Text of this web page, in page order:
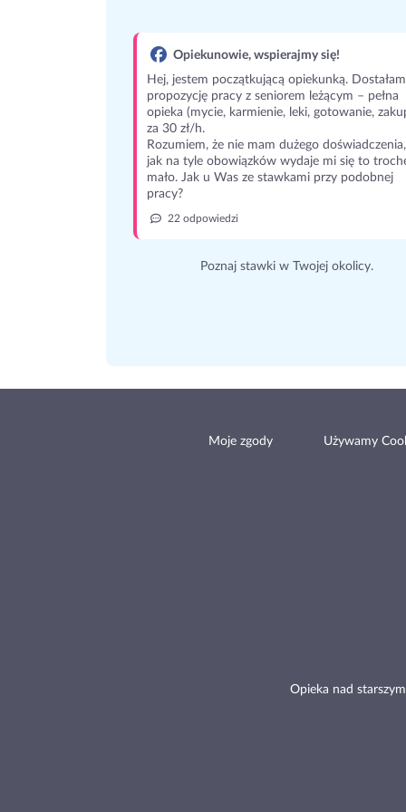
Opiekunowie, wspierajmy się!
Hej, jestem początkującą opiekunką. Dostałam
propozycję pracy z seniorem leżącym – pełna
opieka (mycie, karmienie, leki, gotowanie,
za 30 zł/h.
Rozumiem, że nie mam dużego
jak na tyle obowiązków wydaje mi się to
mało. Jak u Was ze stawkami przy podobnej
pracy?
22 odpowiedzi
Poznaj stawki w Twojej okolicy.
Moje zgody Używamy
Opieka nad